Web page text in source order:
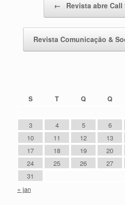
← Revista abre
Revista Comunicação &
S
T Q Q
3
4 5 6
10
11 12 13
17
18 19 20
24
25 26 27
31
« jan